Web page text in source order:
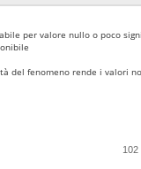
per valore nullo o poco
del fenomeno rende i valori
102